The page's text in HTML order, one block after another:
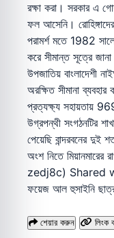
রক্ষা করা। সরকার এ
ফল আসেনি।
পরামর্শ মতে 1982
করে সীমান্ত সূত্রে
উপজাতিয় বাংলাদেশী
অরক্ষিত সীমানা ব্যবহার
প্রত্যক্ষ্য সহায়তায়
উগ্রপন্থী সংগঠনটির
পেয়েছি বান্দরবনের দুই
অংশ নিতে
zedj8c) Shared
ফয়েজ আল হুসাইনি ছাত্র
শেয়ার করুন লিংক